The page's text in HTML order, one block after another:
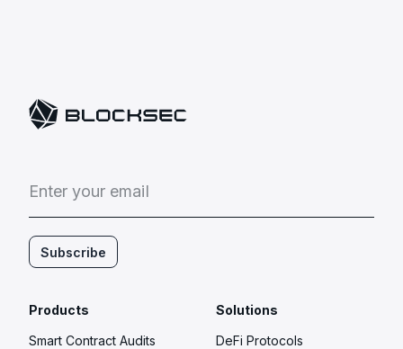
Enter your email
Subscribe
Products
Smart Contract Audits
Solutions
DeFi Protocols